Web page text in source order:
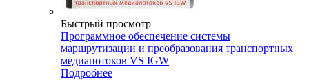
Быстрый просмотр
Программное обеспечение системы
маршрутизации и преобразования транспортных
медиапотоков VS IGW
Подробнее